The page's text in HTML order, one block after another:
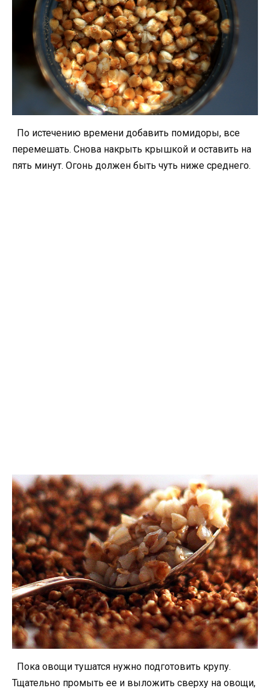
По истечению времени добавить помидоры, все
перемешать. Снова накрыть крышкой и оставить на
пять минут. Огонь должен быть чуть ниже среднего.
Пока овощи тушатся нужно подготовить крупу.
Тщательно промыть ее и выложить сверху на овощи,